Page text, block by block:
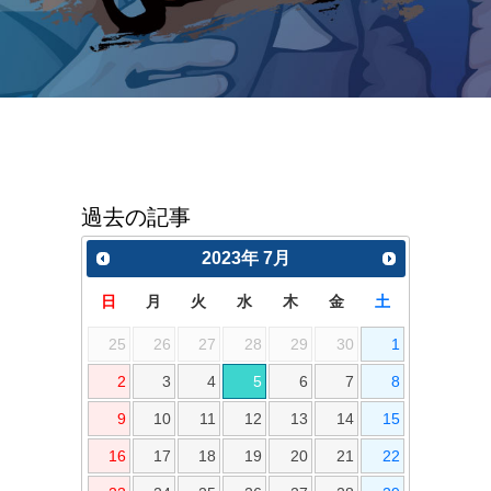
過去の記事
2023年 7月
日 月 火 水 木 金 土
25 26 27 28 29 30 1
2 3 4 5 6 7 8
9 10 11 12 13 14 15
16 17 18 19 20 21 22